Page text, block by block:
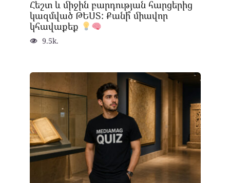
Հեշտ և միջին բարդության հարցերից
կազմված ԹԵՍՏ: Քանի՞ միավոր
կհավաքեք
9.5k.